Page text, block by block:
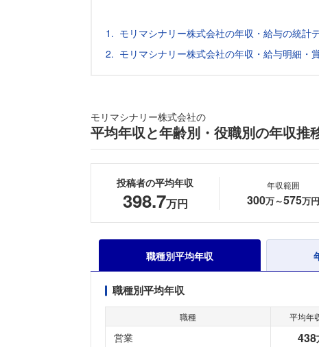
モリマシナリー株式会社の年収・給与の統計
モリマシナリー株式会社の年収・給与明細・
モリマシナリー株式会社の
平均年収と年齢別・役職別の年収推
投稿者の平均年収
398.7万円
年収範囲
300万～575万円
職種別平均年収
職種別平均年収
職種 平均年
営業 438